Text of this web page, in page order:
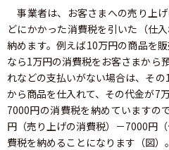
事業者は、お客さまへの売り上
どにかかった消費税を引いた（仕
納めます。例えば10万円の商品を
なら1万円の消費税をお客さまから
れなどの支払いがない場合は、そ
から商品を仕入れて、その代金が7
7000円の消費税を納めていますの
円（売り上げの消費税）－7000円
費税を納めることになります（図）。